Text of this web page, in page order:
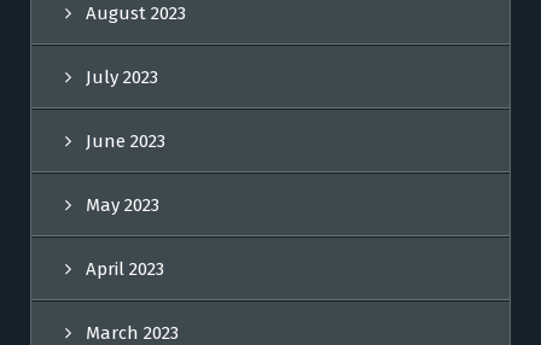
August 2023
July 2023
June 2023
May 2023
April 2023
March 2023